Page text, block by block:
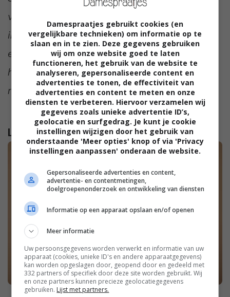
vermoed dat hij de komende jaren nog sterk
in populariteit zal toenemen. Heb jij het al
eens gedaan? En wat vond jij ervan? Ik ben
heel benieuwd. Praat met ons mee in de
reacties onder dit artikel.
Lees verder...
Damespraatjes gebruikt cookies (en
vergelijkbare technieken) om informatie op te
slaan en in te zien. Deze gegevens gebruiken
wij om onze website goed te laten
functioneren, het gebruik van de website te
analyseren, gepersonaliseerde content en
advertenties te tonen, de effectiviteit van
advertenties en content te meten en onze
diensten te verbeteren. Hiervoor verzamelen wij
gegevens zoals unieke advertentie ID’s,
geolocatie en surfgedrag. Je kunt je cookie
instellingen wijzigen door het gebruik van
onderstaande 'Meer opties' knop of via 'Privacy
instellingen aanpassen' onderaan de website.
Gepersonaliseerde advertenties en content,
advertentie- en contentmetingen,
doelgroepenonderzoek en ontwikkeling van diensten
Informatie op een apparaat opslaan en/of openen
Meer informatie
Uw persoonsgegevens worden verwerkt en informatie van uw
apparaat (cookies, unieke ID's en andere apparaatgegevens)
kan worden opgeslagen door, geopend door en gedeeld met
332 partners of specifiek door deze site worden gebruikt. Wij
en onze partners kunnen precieze geolocatiegegevens
gebruiken. Lijst met partners.